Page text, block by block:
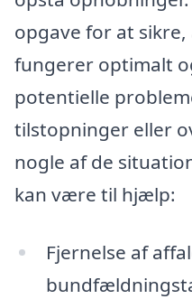
opgave for at
fungerer optimalt
potentielle
tilstopninger eller
nogle af de
kan være til hjælp:
Fjernelse af